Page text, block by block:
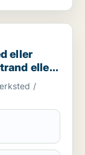
til leje i Greve,
eller
eller
/